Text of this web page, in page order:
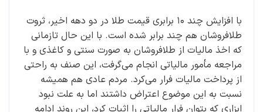
با افزایش چند ۱۰ برابری قیمت طلا در دو دهه اخیر، ثروت
طلافروشان هم چند برابر شده است. با این حال تازمانی
که اخذ مالیات از طلافروشان به صورت سنتی و کاغذی و با
مراجعه مأمور مالیاتی انجام می‌گرفت، این صنف به راحتی
از پرداخت مالیات فرار می‌کرد. مردم عادی هم همیشه
نسبت به این موضوع اعتراض داشتند اما به علت نبود
ابزاری که بتوان فرار مالیاتی را اثبات کرد، این روند ادامه